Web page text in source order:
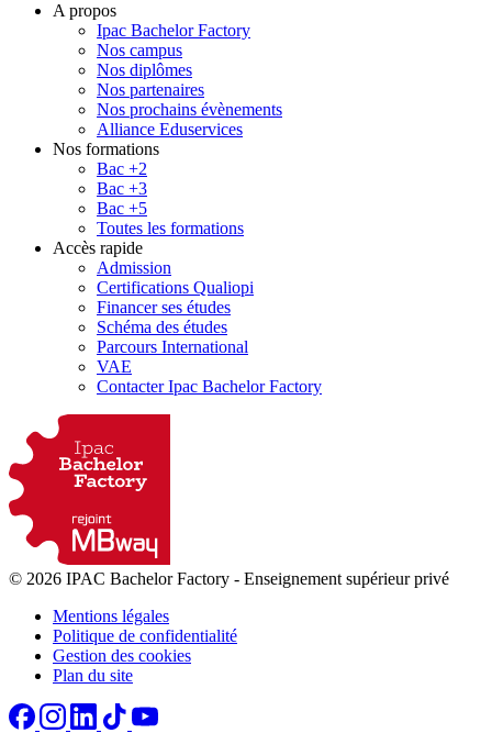
A propos
Ipac Bachelor Factory
Nos campus
Nos diplômes
Nos partenaires
Nos prochains évènements
Alliance Eduservices
Nos formations
Bac +2
Bac +3
Bac +5
Toutes les formations
Accès rapide
Admission
Certifications Qualiopi
Financer ses études
Schéma des études
Parcours International
VAE
Contacter Ipac Bachelor Factory
© 2026 IPAC Bachelor Factory - Enseignement supérieur privé
Mentions légales
Politique de confidentialité
Gestion des cookies
Plan du site